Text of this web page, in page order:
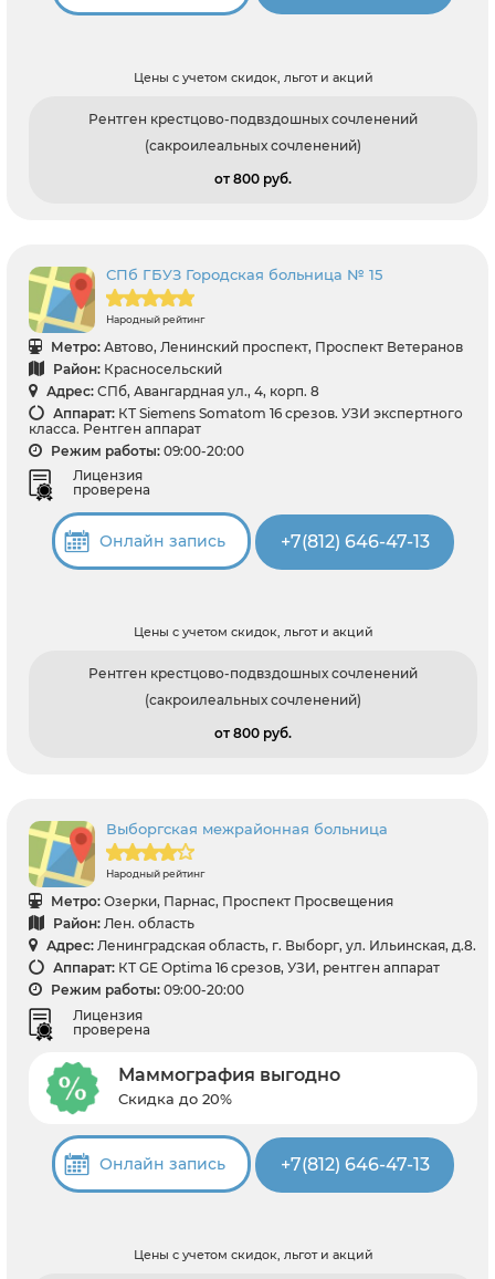
Цены с учетом скидок, льгот и акций
Рентген крестцово-подвздошных сочленений
(сакроилеальных сочленений)
от 800 pуб.
СПб ГБУЗ Городская больница № 15
Народный рейтинг
Метро: Автово, Ленинский проспект, Проспект Ветеранов
Район: Красносельский
Адрес: СПб, Авангардная ул., 4, корп. 8
Аппарат: КТ Siemens Somatom 16 срезов. УЗИ экспертного
класса. Рентген аппарат
Режим работы: 09:00-20:00
Лицензия
проверена
Онлайн запись +7(812) 646-47-13
Цены с учетом скидок, льгот и акций
Рентген крестцово-подвздошных сочленений
(сакроилеальных сочленений)
от 800 pуб.
Выборгская межрайонная больница
Народный рейтинг
Метро: Озерки, Парнас, Проспект Просвещения
Район: Лен. область
Адрес: Ленинградская область, г. Выборг, ул. Ильинская, д.8.
Аппарат: КТ GE Optima 16 срезов, УЗИ, рентген аппарат
Режим работы: 09:00-20:00
Лицензия
проверена
Маммография выгодно
Скидка до 20%
Онлайн запись +7(812) 646-47-13
Цены с учетом скидок, льгот и акций